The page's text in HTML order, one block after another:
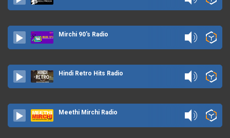
Mirchi 90's Radio
Hindi Retro Hits Radio
Meethi Mirchi Radio